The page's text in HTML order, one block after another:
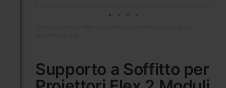
Supporto a Soffitto per
della
galleria